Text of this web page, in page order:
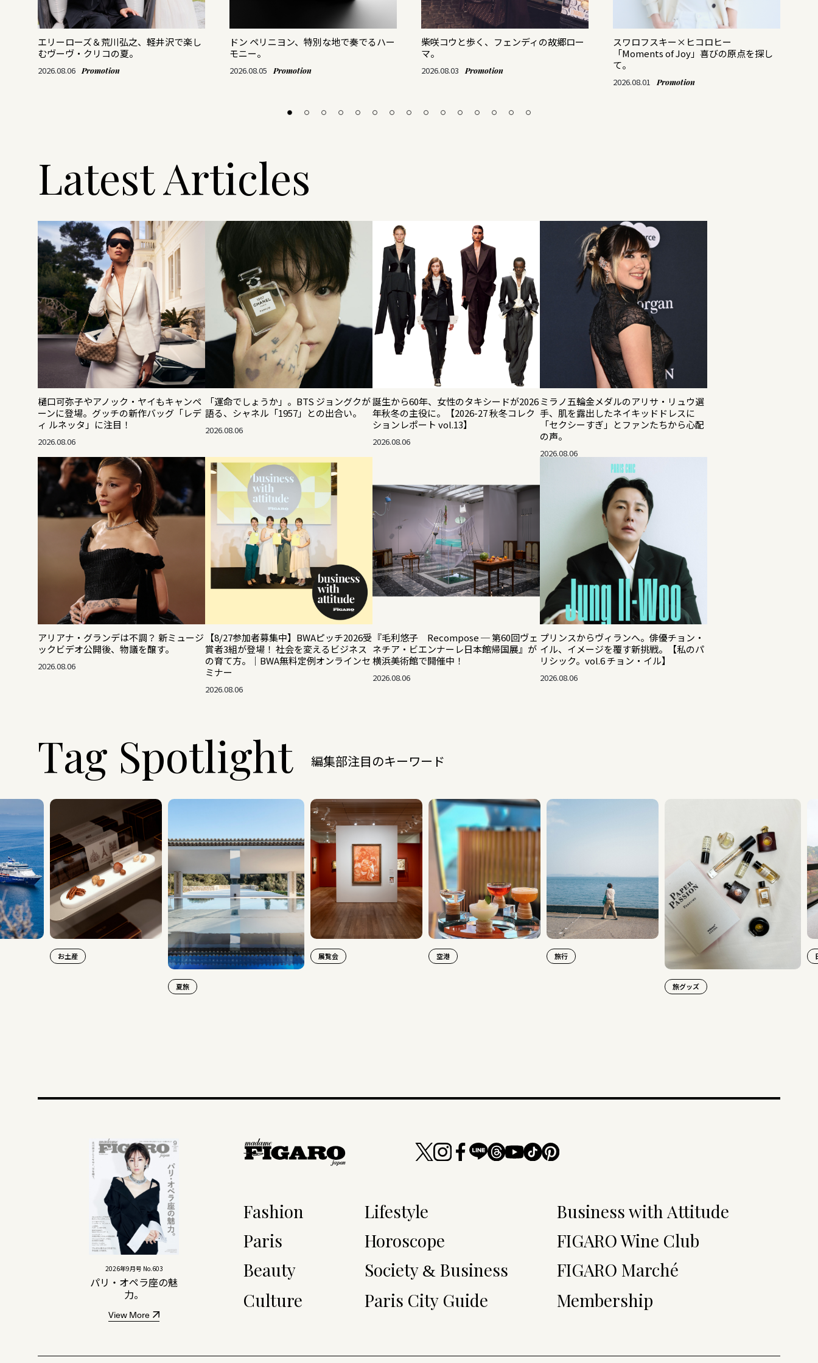
エリーローズ＆荒川弘之、軽井沢で楽し
むヴーヴ・クリコの夏。
2026.08.06 Promotion
ドン ペリニヨン、特別な地で奏でるハー
モニー。
2026.08.05 Promotion
柴咲コウと歩く、フェンディの故郷ロー
マ。
2026.08.03 Promotion
スワロフスキー×ヒコロヒー
「Moments of Joy」喜びの原点を探し
て。
2026.08.01 Promotion
Latest Articles
樋口可弥子やアノック・ヤイもキャンペ
ーンに登場。グッチの新作バッグ「レデ
ィ ルネッタ」に注目！
2026.08.06
「運命でしょうか」。BTS ジョングクが
語る、シャネル「1957」との出合い。
2026.08.06
誕生から60年、女性のタキシードが2026
年秋冬の主役に。【2026-27 秋冬コレク
ションレポート vol.13】
2026.08.06
ミラノ五輪金メダルのアリサ・リュウ選
手、肌を露出したネイキッドドレスに
「セクシーすぎ」とファンたちから心配
の声。
2026.08.06
アリアナ・グランデは不調？ 新ミュージ
ックビデオ公開後、物議を醸す。
2026.08.06
【8/27参加者募集中】BWAピッチ2026受
賞者3組が登場！ 社会を変えるビジネス
の育て方。｜BWA無料定例オンラインセ
ミナー
2026.08.06
『毛利悠子 Recompose ─ 第60回ヴェ
ネチア・ビエンナーレ日本館帰国展』が
横浜美術館で開催中！
2026.08.06
プリンスからヴィランへ。俳優チョン・
イル、イメージを覆す新挑戦。【私のパ
リシック。vol.6 チョン・イル】
2026.08.06
Tag Spotlight 編集部注目のキーワード
お土産
夏旅
展覧会 空港 旅行
旅グッズ
日本旅
2026年9月号 No.603
パリ・オペラ座の魅
力。
View More
Fashion
Paris
Beauty
Culture
Lifestyle
Horoscope
Society & Business
Paris City Guide
Business with Attitude
FIGARO Wine Club
FIGARO Marché
Membership